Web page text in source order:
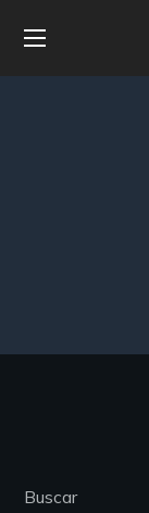
Buscar